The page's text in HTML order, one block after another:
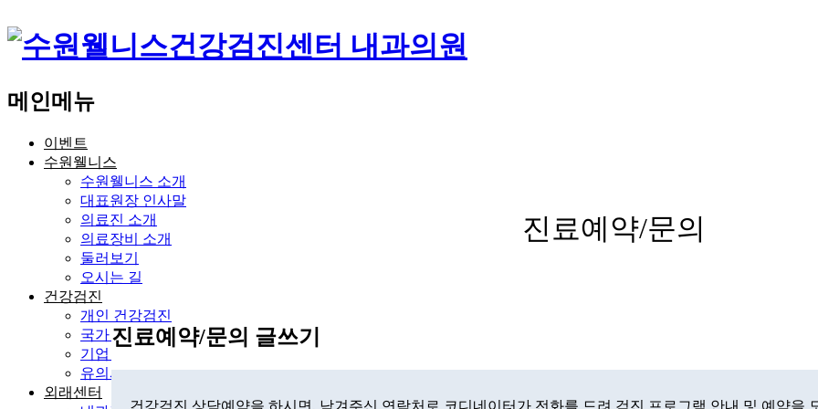
메인메뉴
이벤트
수원웰니스
수원웰니스 소개
대표원장 인사말
의료진 소개
의료장비 소개
둘러보기
오시는 길
건강검진
개인 건강검진
국가 건강검진
기업 건강검진
유의사항
외래센터
진료예약/문의
진료예약/문의 글쓰기